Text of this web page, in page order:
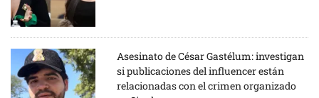
Asesinato de César Gastélum: investigan
si publicaciones del influencer están
relacionadas con el crimen organizado